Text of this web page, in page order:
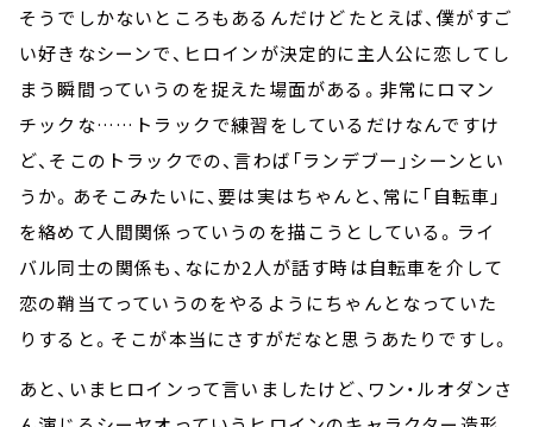
そうでしかないところもあるんだけど――たとえば、僕がすご
い好きなシーンで、ヒロインが決定的に主人公に恋してし
まう瞬間っていうのを捉えた場面がある。非常にロマン
チックな……トラックで練習をしているだけなんですけ
ど、そこのトラックでの、言わば「ランデブー」シーンとい
うか。あそこみたいに、要は実はちゃんと、常に「自転車」
を絡めて人間関係っていうのを描こうとしている。ライ
バル同士の関係も、なにか2人が話す時は自転車を介して
恋の鞘当てっていうのをやるようにちゃんとなっていた
りすると。そこが本当にさすがだなと思うあたりですし。
あと、いまヒロインって言いましたけど、ワン・ルオダンさ